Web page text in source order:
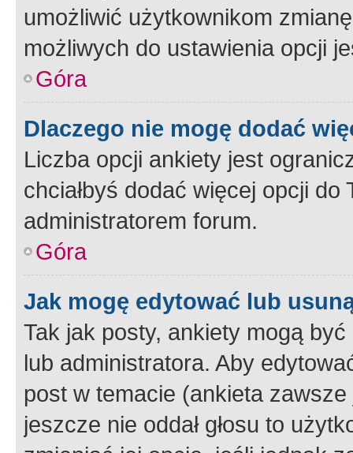
umożliwić użytkownikom
możliwych do ustawienia opcji
Góra
Dlaczego nie mogę dodać
Liczba opcji ankiety jest
chciałbyś dodać więcej opcji
administratorem forum.
Góra
Jak mogę edytować lub
Tak jak posty, ankiety mogą
lub administratora. Aby
post w temacie (ankieta
jeszcze nie oddał głosu to